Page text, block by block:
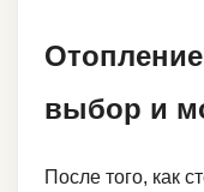
выбор и
После того, как